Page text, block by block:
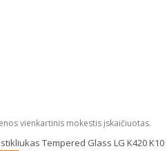
vienkartinis mokestis įskaičiuotas.
Tempered Glass LG K420 K10